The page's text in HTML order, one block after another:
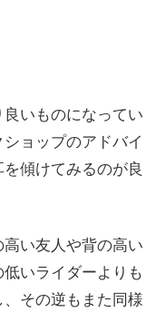
いものになってい
ョップのアドバイ
傾けてみるのが良
い友人や背の高い
いライダーよりも
その逆もまた同様